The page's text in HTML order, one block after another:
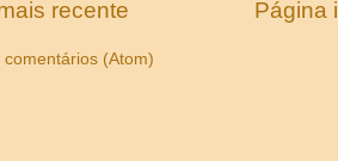
recente Página
comentários (Atom)